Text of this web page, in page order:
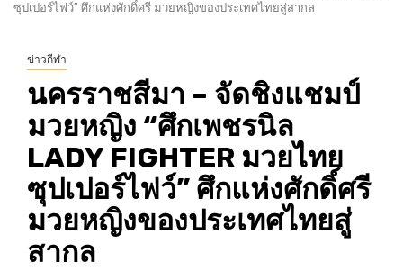
ซุปเปอร์ไฟว์” ศึกแห่งศักดิ์ศรี มวยหญิงของประเทศไทยสู่สากล
ข่าวกีฬา
นครราชสีมา – จัดชิงแชมป์
มวยหญิง “ศึกเพชรนิล
LADY FIGHTER มวยไทย
ซุปเปอร์ไฟว์” ศึกแห่งศักดิ์ศรี
มวยหญิงของประเทศไทยสู่
สากล